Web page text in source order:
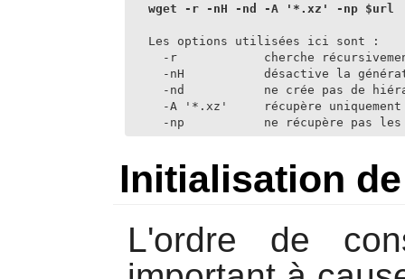
wget -r -nH -nd -A '*.xz' -np $url
Les options utilisées ici sont :
-r            cherche
-nH           désactive la
-nd           ne crée pas de
-A '*.xz'     récupère
-np           ne récupère pas
Initialisation
L'ordre de